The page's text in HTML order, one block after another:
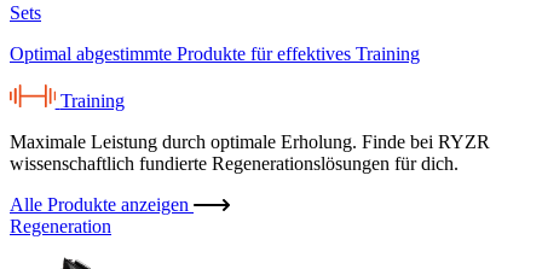
Sets
Optimal abgestimmte Produkte für effektives Training
Training
Maximale Leistung durch optimale Erholung. Finde bei RYZR
wissenschaftlich fundierte Regenerationslösungen für dich.
Alle Produkte anzeigen
Regeneration